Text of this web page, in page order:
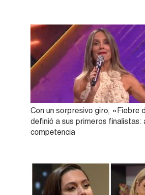
Con un sorpresivo giro, «Fiebre
definió a sus primeros finalistas:
competencia